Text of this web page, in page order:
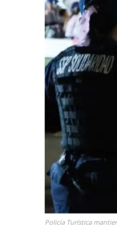
Policía Turística